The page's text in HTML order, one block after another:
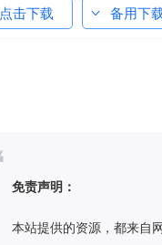
点击下载 备用下
免责声明：
本站提供的资源，都来自